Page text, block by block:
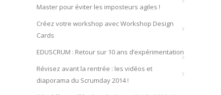
Master pour éviter les imposteurs agiles !
Créez votre workshop avec Workshop Design
Cards
EDUSCRUM : Retour sur 10 ans d’expérimentation
Révisez avant la rentrée : les vidéos et
diaporama du Scrumday 2014 !